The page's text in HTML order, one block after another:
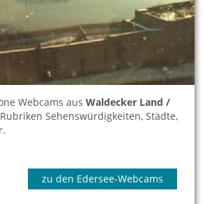
Webcams aus Waldecker Land /
Sehenswürdigkeiten, Städte,
zu den Edersee-Webcams